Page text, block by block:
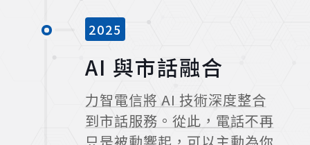
2025
AI 與市話融合
力智電信將 AI 技術深度整合
到市話服務。從此，電話不再